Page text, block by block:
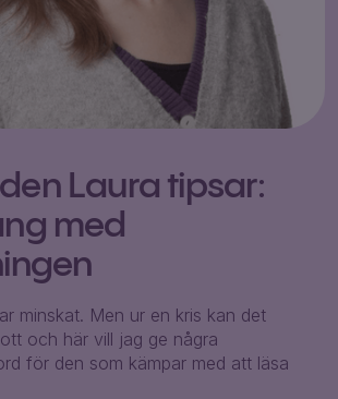
Laura tipsar:
med
minskat. Men ur en kris kan det
och här vill jag ge några
för den som kämpar med att läsa